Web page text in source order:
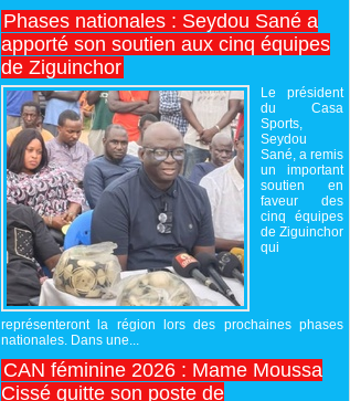
Phases nationales : Seydou Sané a
apporté son soutien aux cinq équipes
de Ziguinchor
Le président
du Casa
Sports,
Seydou
Sané, a remis
un important
soutien en
faveur des
cinq équipes
de Ziguinchor
qui
représenteront la région lors des prochaines phases
nationales. Dans une...
CAN féminine 2026 : Mame Moussa
Cissé quitte son poste de